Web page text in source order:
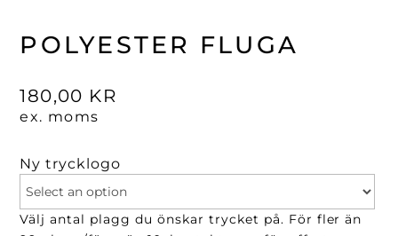
POLYESTER FLUGA
180,00 KR
ex. moms
Ny trycklogo
Välj antal plagg du önskar trycket på. För fler än